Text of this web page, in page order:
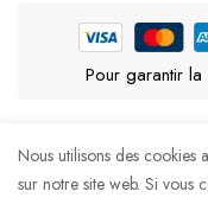
Pour garantir
Product details
Nous utilisons des cookies
sur notre site web. Si vous